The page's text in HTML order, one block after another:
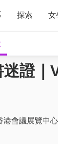
探索 女
證｜
港會議展覽中心